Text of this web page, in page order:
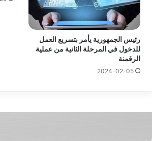
رئيس الجمهورية يأمر بتسريع العمل
للدخول في المرحلة الثانية من عملية
الرقمنة
2024-02-05